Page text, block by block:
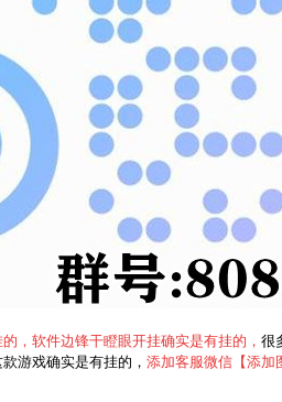
，软件边锋干瞪眼开挂确实是有挂的， 很
游戏确实是有挂的， 添加客服微信【添加